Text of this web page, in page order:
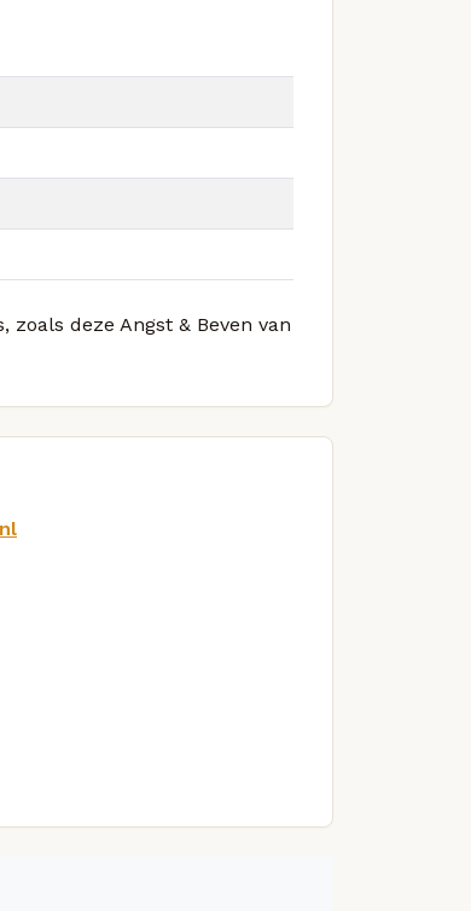
deze Angst & Beven van